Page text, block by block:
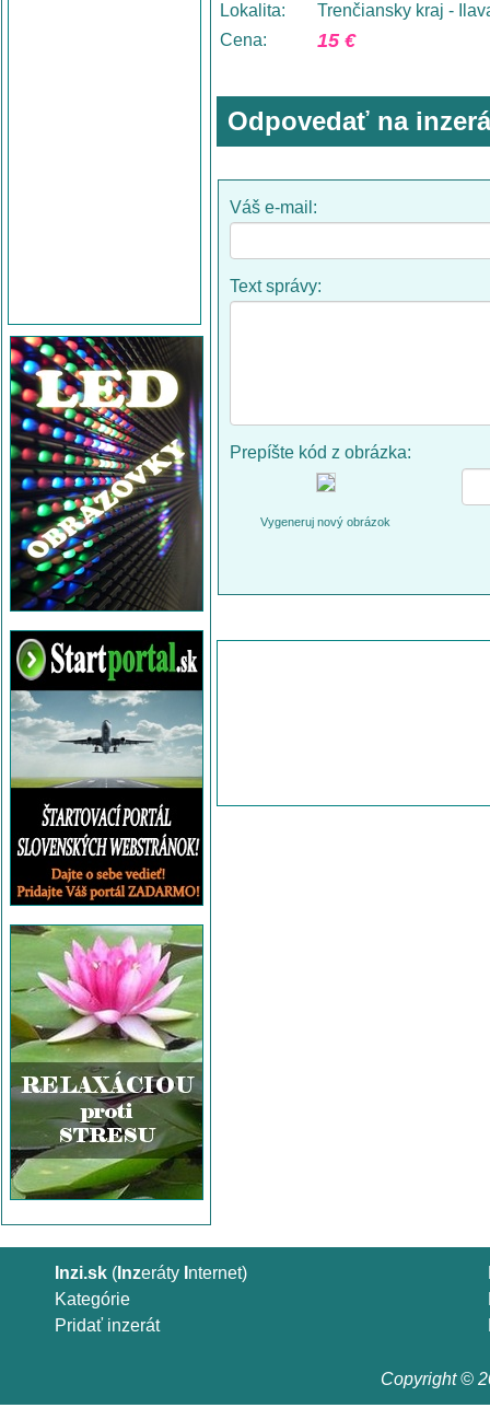
Lokalita:
Trenčiansky kraj -
Cena:
15 €
Odpovedať na
Váš e-mail:
Text správy:
Prepíšte kód z obrázka:
Vygeneruj nový obrázok
Inzi.sk ( Inzeráty nternet)
Kategórie
Pridať inzerát
Copyright ©